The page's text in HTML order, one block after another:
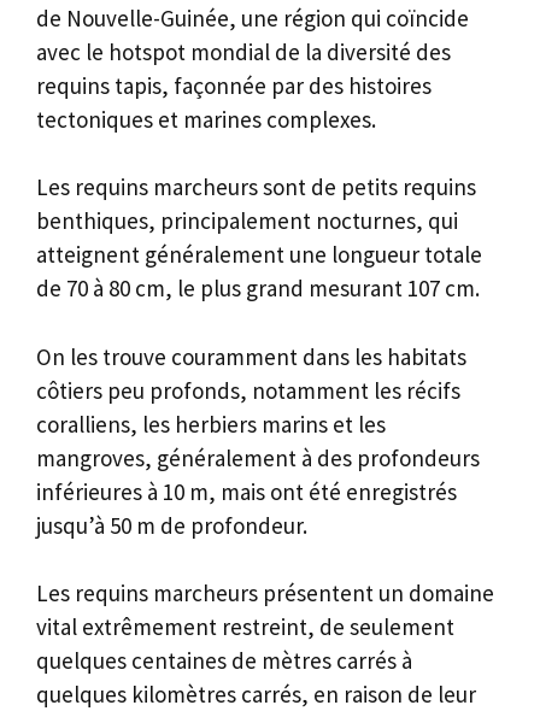
de Nouvelle-Guinée, une région qui coïncide
avec le hotspot mondial de la diversité des
requins tapis, façonnée par des histoires
tectoniques et marines complexes.
Les requins marcheurs sont de petits requins
benthiques, principalement nocturnes, qui
atteignent généralement une longueur totale
de 70 à 80 cm, le plus grand mesurant 107 cm.
On les trouve couramment dans les habitats
côtiers peu profonds, notamment les récifs
coralliens, les herbiers marins et les
mangroves, généralement à des profondeurs
inférieures à 10 m, mais ont été enregistrés
jusqu’à 50 m de profondeur.
Les requins marcheurs présentent un domaine
vital extrêmement restreint, de seulement
quelques centaines de mètres carrés à
quelques kilomètres carrés, en raison de leur